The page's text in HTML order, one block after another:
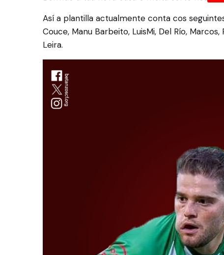
Así a plantilla actualmente conta cos
Couce, Manu Barbeito, LuisMi, Del Río,
Leira.